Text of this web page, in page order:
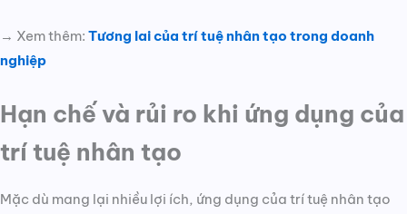
→ Xem thêm: Tương lai của trí tuệ nhân tạo trong doanh
nghiệp
Hạn chế và rủi ro khi ứng dụng của
trí tuệ nhân tạo
Mặc dù mang lại nhiều lợi ích, ứng dụng của trí tuệ nhân tạo